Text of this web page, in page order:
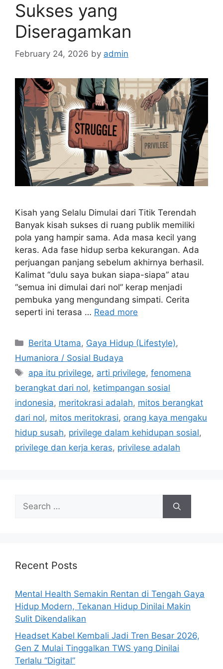
Sukses yang
Diseragamkan
February 24, 2026 by admin
Kisah yang Selalu Dimulai dari Titik Terendah
Banyak kisah sukses di ruang publik memiliki
pola yang hampir sama. Ada masa kecil yang
keras. Ada fase hidup serba kekurangan. Ada
perjuangan panjang sebelum akhirnya berhasil.
Kalimat “dulu saya bukan siapa-siapa” atau
“semua ini dimulai dari nol” kerap menjadi
pembuka yang mengundang simpati. Cerita
seperti ini terasa … Read more
C
a
e
g
o
r
i
e
s
Berita Utama, Gaya Hidup (Lifestyle),
Humaniora / Sosial Budaya
T
a
s
apa itu privilege, arti privilege,fenomena
berangkat dari nol, ketimpangan sosial
indonesia, meritokrasi adalah, mitos berangkat
dari nol, mitos meritokrasi, orang kaya mengaku
hidup susah, privilege dalam kehidupan sosial,
privilege dan kerja keras, privilese adalah
h
r
:
Recent Posts
Mental Health Semakin Rentan di Tengah Gaya
Hidup Modern, Tekanan Hidup Dinilai Makin
Sulit Dikendalikan
Headset Kabel Kembali Jadi Tren Besar 2026,
Gen Z Mulai Tinggalkan TWS yang Dinilai
Terlalu “Digital”